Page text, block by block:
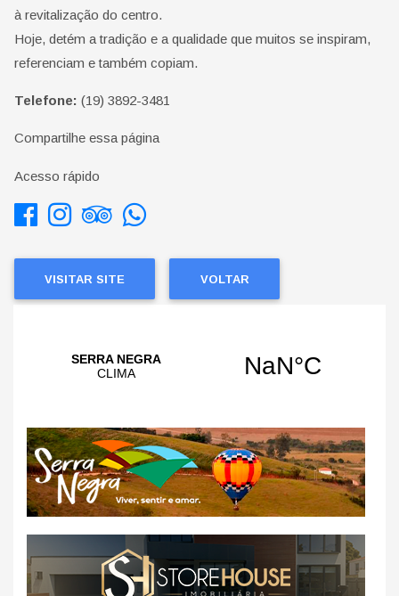
à revitalização do centro.
Hoje, detém a tradição e a qualidade que muitos se inspiram,
referenciam e também copiam.
Telefone: (19) 3892-3481
Compartilhe essa página
Acesso rápido
VISITAR SITE VOLTAR